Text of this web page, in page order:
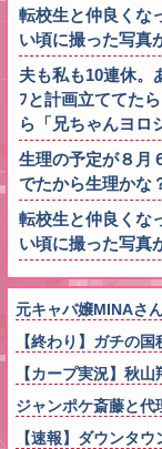
転校生と仲良くな
い頃に撮った写真
夫も私も10連休。
ﾌと計画立ててた
ら「兄ちゃんヨ
生理の予定が８月
でたから生理かな
転校生と仲良くな
い頃に撮った写真
元キャバ嬢MINAさ
【終わり】ガチの
【カープ実況】秋
ジャンポケ斎藤と
【速報】ダウンタ